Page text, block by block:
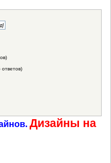
Дизайны на